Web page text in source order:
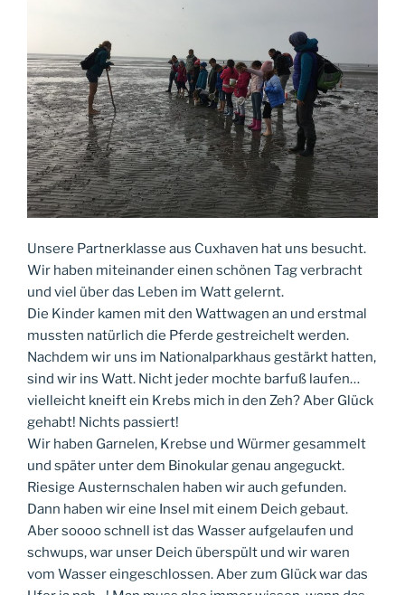
Unsere Partnerklasse aus Cuxhaven hat uns besucht.
Wir haben miteinander einen schönen Tag verbracht
und viel über das Leben im Watt gelernt.
Die Kinder kamen mit den Wattwagen an und erstmal
mussten natürlich die Pferde gestreichelt werden.
Nachdem wir uns im Nationalparkhaus gestärkt hatten,
sind wir ins Watt. Nicht jeder mochte barfuß laufen…
vielleicht kneift ein Krebs mich in den Zeh? Aber Glück
gehabt! Nichts passiert!
Wir haben Garnelen, Krebse und Würmer gesammelt
und später unter dem Binokular genau angeguckt.
Riesige Austernschalen haben wir auch gefunden.
Dann haben wir eine Insel mit einem Deich gebaut.
Aber soooo schnell ist das Wasser aufgelaufen und
schwups, war unser Deich überspült und wir waren
vom Wasser eingeschlossen. Aber zum Glück war das